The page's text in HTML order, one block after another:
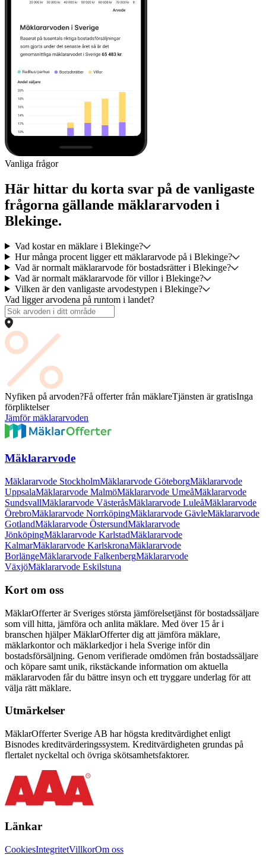
Vanliga frågor
Här hittar du korta svar på de vanligaste
frågorna gällande mäklararvoden i
Blekinge.
Vad kostar en mäklare i Blekinge?
Hur många procent ligger ett mäklararvode på i Blekinge?
Vad är normalt mäklararvode för bostadsrätter i Blekinge?
Vad är normalt mäklararvode för villor i Blekinge?
Vilken är den vanligaste arvodestypen i Blekinge?
Vad ligger arvodena på runtom i landet?
Nyfiken på arvoden?Få offerter från mäklareTjänsten är gratisInga
förpliktelser
Jämför mäklararvoden
Mäklararvode
Mäklararvode StockholmMäklararvode GöteborgMäklararvode
UppsalaMäklararvode MalmöMäklararvode UmeåMäklararvode
SundsvallMäklararvode VästeråsMäklararvode LuleåMäklararvode
ÖrebroMäklararvode NorrköpingMäklararvode GävleMäklararvode
GotlandMäklararvode ÖstersundMäklararvode
JönköpingMäklararvode KarlstadMäklararvode
KalmarMäklararvode KarlskronaMäklararvode
BorlängeMäklararvode FalkenbergMäklararvode
VäxjöMäklararvode Eskilstuna
Kort om oss
MäklarOfferter är Sveriges största jämförelsetjänst för bostadssäljare
som vill hitta, jämföra och anlita mäklare. Med över 15 år i
branschen hjälper MäklarOfferter dig att jämföra mäklare,
mäklarkontor och mäklarkedjor i hela Sverige inför din
bostadsförsäljning. Genom verifierade omdömen från bostadssäljare
och köpare samt unik, rikstäckande information om aktuella
mäklararvoden får du bättre insyn och ett tryggare underlag för att
välja rätt mäklare.
Utmärkelser
MäklarOfferter Sverige AB har högsta kreditvärdighet enligt
Bisnodes kreditvärderingssystem. Kreditvärdigheten grundas på
flertalet nyckeltal och övriga skötsamhetsfaktorer.
Länkar
CookiesIntegritetVillkorOm oss